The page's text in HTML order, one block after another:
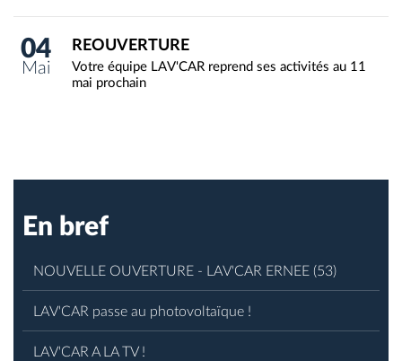
04
Mai
REOUVERTURE
Votre équipe LAV'CAR reprend ses activités au 11
mai prochain
En bref
NOUVELLE OUVERTURE - LAV'CAR ERNEE (53)
LAV'CAR passe au photovoltaïque !
LAV'CAR A LA TV !